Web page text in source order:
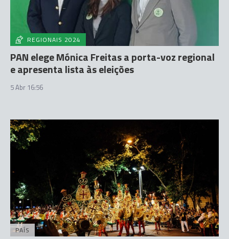
REGIONAIS 2024
PAN elege Mónica Freitas a porta-voz regional
e apresenta lista às eleições
5 Abr 16:56
PAÍS